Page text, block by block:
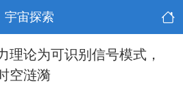
宇宙探索
理论为可识别信号模式，
空涟漪